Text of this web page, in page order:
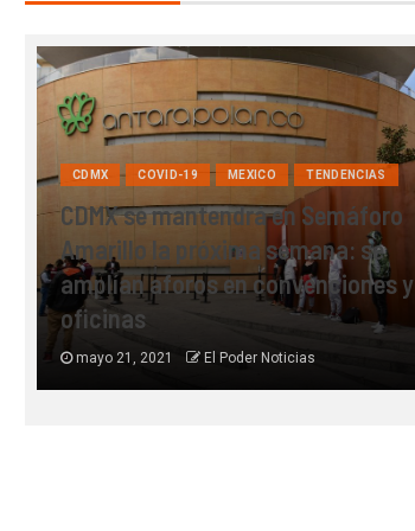
CDMX COVID-19 MEXICO TENDENCIAS
CDMX se mantendrá en Semáforo
Amarillo la próxima semana: se
amplían aforos en convenciones y
oficinas
mayo 21, 2021 El Poder Noticias